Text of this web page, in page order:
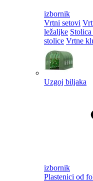
izbornik
Vrtni setovi
ležaljke
stolice Vrtne
Uzgoj biljaka
izbornik
Plastenici od